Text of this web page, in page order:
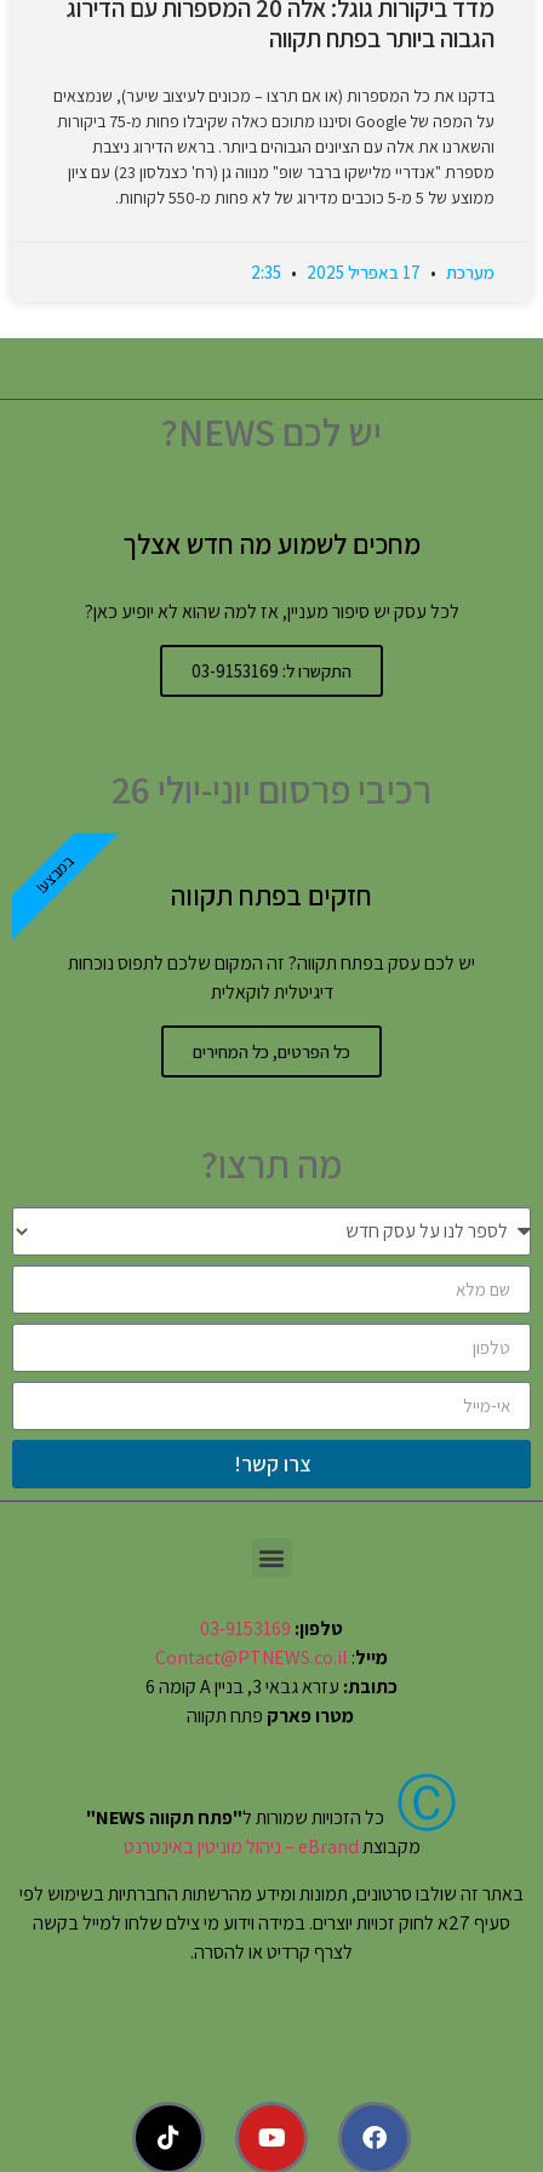
מדד ביקורות גוגל: אלה 20 המספרות עם הדירוג
הגבוה ביותר בפתח תקווה
בדקנו את כל המספרות (או אם תרצו – מכונים לעיצוב שיער), שנמצאים
על המפה של Google וסיננו מתוכם כאלה שקיבלו פחות מ-75 ביקורות
והשארנו את אלה עם הציונים הגבוהים ביותר. בראש הדירוג ניצבת
מספרת "אנדריי מלישקו ברבר שופ" מנווה גן (רח' כצנלסון 23) עם ציון
ממוצע של 5 מ-5 כוכבים מדירוג של לא פחות מ-550 לקוחות.
מערכת
יש לכם NEWS?
מחכים לשמוע מה חדש אצלך
לכל עסק יש סיפור מעניין, אז למה שהוא לא יופיע כאן?
התקשרו ל: 03-9153169
רכיבי פרסום יוני-יולי 26
חזקים בפתח תקווה
יש לכם עסק בפתח תקווה? זה המקום שלכם לתפוס נוכחות
דיגיטלית לוקאלית
כל הפרטים, כל המחירים
במבצע!
מה תרצו?
צרו קשר!
טלפון: 03-9153169
מייל:
Contact@PTNEWS.co.il
כתובת: עזרא גבאי 3, בניין A קומה 6
מטרו פארק פתח תקווה
Ⓒ כל הזכויות שמורות ל"פתח תקווה NEWS"
מקבוצתeBrand – ניהול מוניטין באינטרנט
באתר זה שולבו סרטונים, תמונות ומידע מהרשתות החברתיות בשימוש לפי
סעיף 27א לחוק זכויות יוצרים. במידה וידוע מי צילם שלחו למייל בקשה
לצרף קרדיט או להסרה.